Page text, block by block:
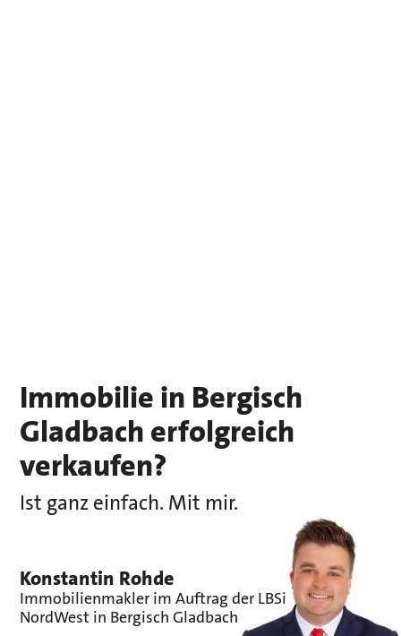
Immobilie in Bergisch
Gladbach erfolgreich
verkaufen?
Ist ganz einfach. Mit mir.
Konstantin Rohde
Immobilienmakler im Auftrag der LBSi
NordWest in Bergisch Gladbach